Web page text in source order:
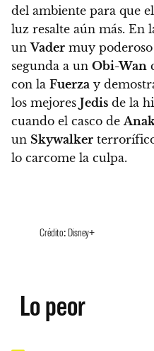
del ambiente para que
luz resalte aún más. En
unVader muy
segunda a un Obi-Wan
con la Fuerza y
los mejores Jedis de la
cuando el casco de
un Skywalker
lo carcome la culpa.
Crédito: Disney+
Lo peor